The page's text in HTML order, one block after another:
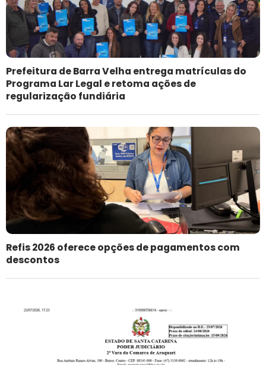
Prefeitura de Barra Velha entrega matrículas do
Programa Lar Legal e retoma ações de
regularização fundiária
Refis 2026 oferece opções de pagamentos com
descontos